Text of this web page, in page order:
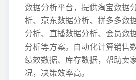
数据分析平台，提供淘宝数据
析、京东数据分析、拼多多数
分析、直播数据分析、会员数
分析等方案。自动化计算销售
绩效数据、库存数据，帮助卖
况，决策效率高。